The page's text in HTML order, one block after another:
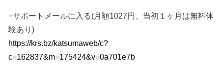
−サポートメールに入る(月額1027円、当初１ヶ月は無料体
験あり)
https://krs.bz/katsumaweb/c?
c=162837&m=175424&v=0a701e7b